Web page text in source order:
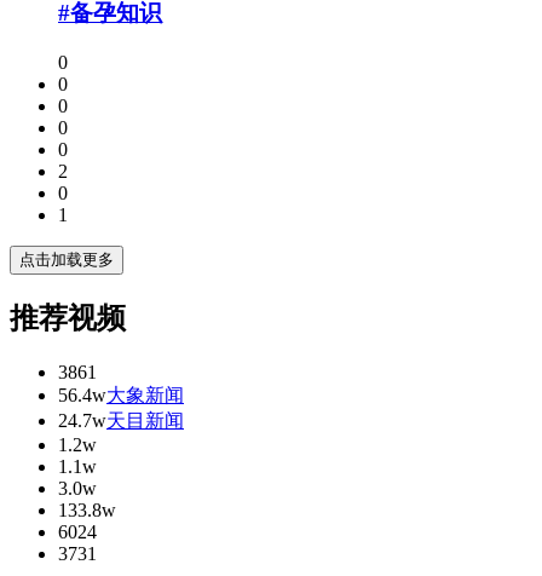
#备孕知识
0
0
0
0
0
2
0
1
点击加载更多
推荐视频
3861
56.4w大象新闻
24.7w天目新闻
1.2w
1.1w
3.0w
133.8w
6024
3731